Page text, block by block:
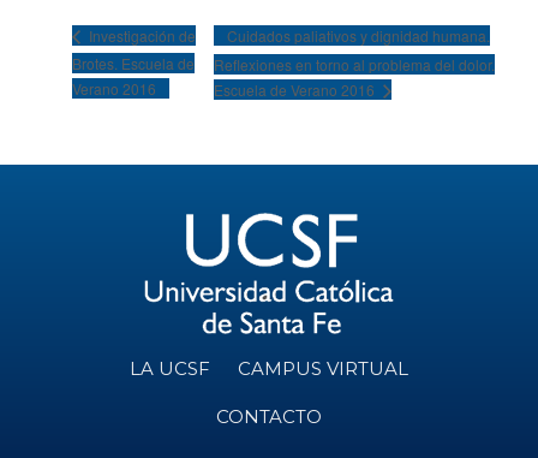
Investigación de
Brotes. Escuela de
Verano 2016
Cuidados paliativos y dignidad humana.
Reflexiones en torno al problema del dolor.
Escuela de Verano 2016
LA UCSF CAMPUS VIRTUAL
CONTACTO